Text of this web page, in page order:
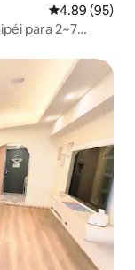
Calificación
4.89 (95)
para 2~7